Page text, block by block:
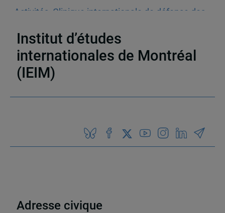
Activités Clinique internationale de défense des
Institut d’études
internationales de Montréal
(IEIM)
Adresse civique